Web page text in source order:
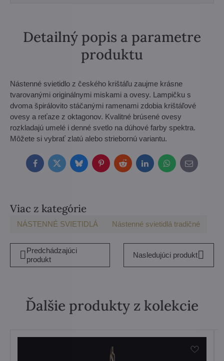
Detailný popis a parametre
produktu
Nástenné svietidlo z českého krištáľu zaujme krásne
tvarovanými originálnymi miskami a ovesy. Lampičku s
dvoma špirálovito stáčanými ramenami zdobia krištáľové
ovesy a reťaze z oktagonov. Kvalitné brúsené ovesy
rozkladajú umelé i denné svetlo na dúhové farby spektra.
Môžete si vybrať zlatú alebo striebornú variantu.
FacebookTwitterBlueskyPinterestRedditLinkedInWhatsApp
E-
mail
Viac z kategórie
NÁSTENNÉ SVIETIDLÁ Nástenné svietidlá tradičné
Predchádzajúci
produkt
Nasledujúci produkt
Ďalšie produkty z kolekcie